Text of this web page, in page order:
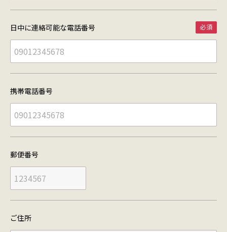
日中に連絡可能な電話番号
携帯電話番号
郵便番号
ご住所